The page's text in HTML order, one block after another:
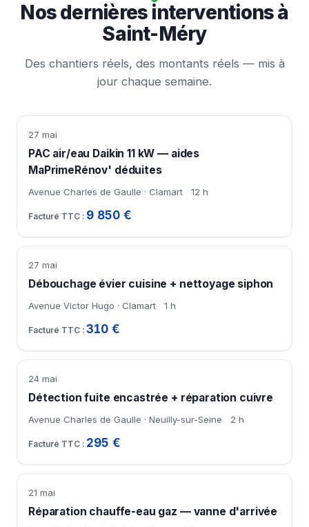
Nos dernières interventions à
Saint-Méry
Des chantiers réels, des montants réels — mis à
jour chaque semaine.
27 mai
PAC air/eau Daikin 11 kW — aides
MaPrimeRénov' déduites
Avenue Charles de Gaulle · Clamart 12 h
9 850 €
27 mai
Débouchage évier cuisine + nettoyage siphon
Avenue Victor Hugo · Clamart 1 h
310 €
24 mai
Détection fuite encastrée + réparation cuivre
Avenue Charles de Gaulle · Neuilly-sur-Seine 2 h
295 €
21 mai
Réparation chauffe-eau gaz — vanne d'arrivée